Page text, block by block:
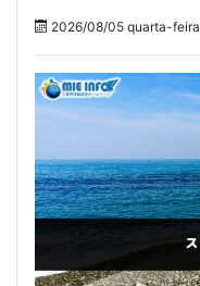
2026/08/05 quarta-feira